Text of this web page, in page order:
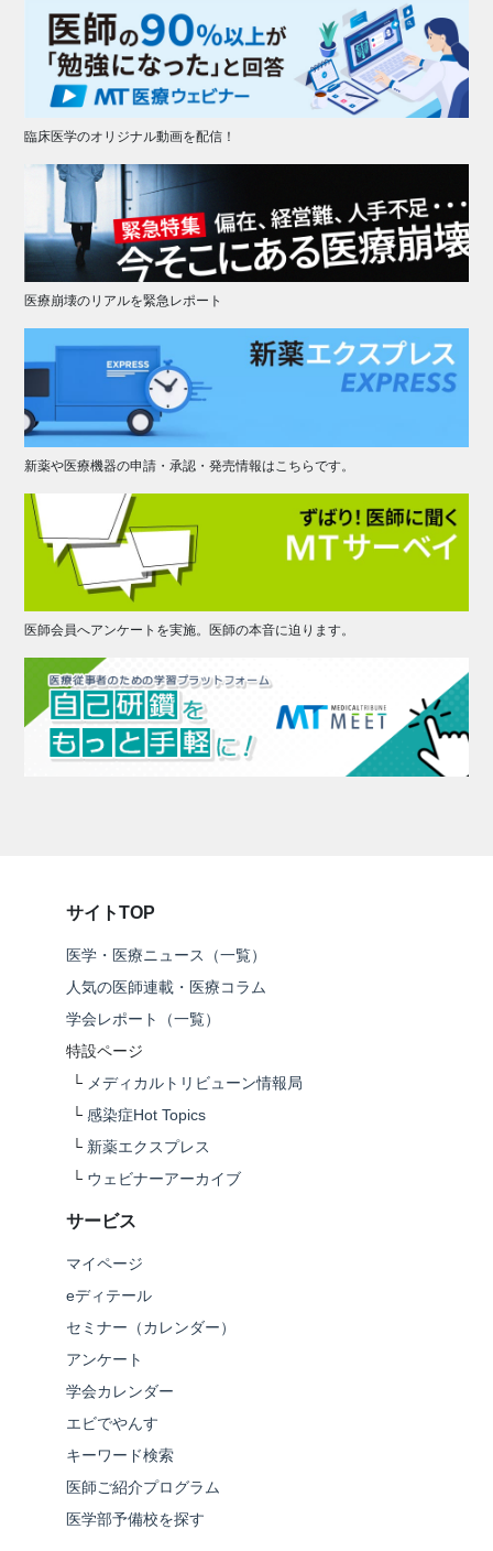
臨床医学のオリジナル動画を配信！
医療崩壊のリアルを緊急レポート
新薬や医療機器の申請・承認・発売情報はこちらです。
医師会員へアンケートを実施。医師の本音に迫ります。
サイトTOP
医学・医療ニュース（一覧）
人気の医師連載・医療コラム
学会レポート（一覧）
特設ページ
└ メディカルトリビューン情報局
└ 感染症Hot Topics
└ 新薬エクスプレス
└ ウェビナーアーカイブ
サービス
マイページ
eディテール
セミナー（カレンダー）
アンケート
学会カレンダー
エビでやんす
キーワード検索
医師ご紹介プログラム
医学部予備校を探す